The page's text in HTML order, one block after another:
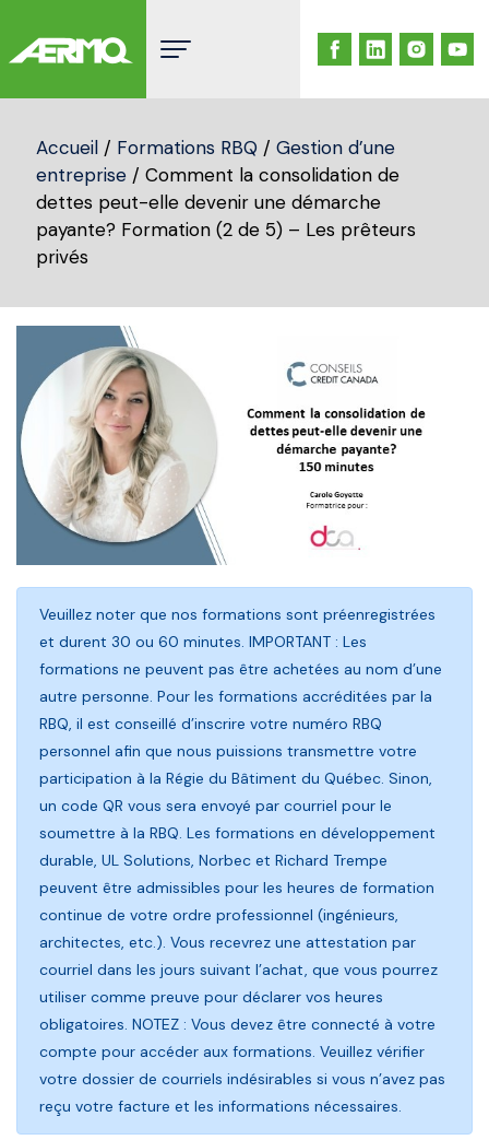
content
Accueil / Formations RBQ / Gestion d’une
entreprise / Comment la consolidation de
dettes peut-elle devenir une démarche
payante? Formation (2 de 5) – Les prêteurs
privés
Veuillez noter que nos formations sont préenregistrées
et durent 30 ou 60 minutes. IMPORTANT : Les
formations ne peuvent pas être achetées au nom d’une
autre personne. Pour les formations accréditées par la
RBQ, il est conseillé d’inscrire votre numéro RBQ
personnel afin que nous puissions transmettre votre
participation à la Régie du Bâtiment du Québec. Sinon,
un code QR vous sera envoyé par courriel pour le
soumettre à la RBQ. Les formations en développement
durable, UL Solutions, Norbec et Richard Trempe
peuvent être admissibles pour les heures de formation
continue de votre ordre professionnel (ingénieurs,
architectes, etc.). Vous recevrez une attestation par
courriel dans les jours suivant l’achat, que vous pourrez
utiliser comme preuve pour déclarer vos heures
obligatoires. NOTEZ : Vous devez être connecté à votre
compte pour accéder aux formations. Veuillez vérifier
votre dossier de courriels indésirables si vous n’avez pas
reçu votre facture et les informations nécessaires.